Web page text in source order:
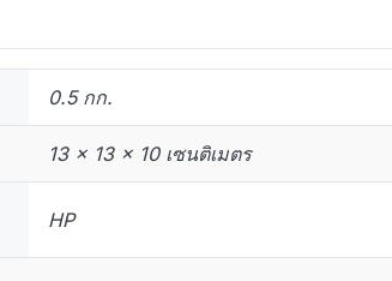
0.5 กก.
13 × 13 × 10 เซนติเมตร
HP